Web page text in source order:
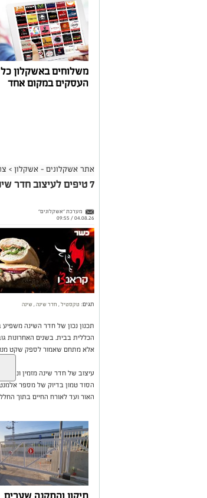
משלוחים באשקלון כל
העסקים במקום אחד
אתר אשקלונים - אשקלון >
7 טיפים לעיצוב חדר שינה לחוויית שינה מושלמת
מערכת "אשקלונים"
04.08.26 / 09:55
תגים: טקסטיל, חדר שינה,שינה
תכנון נכון של חדר השינה
הכללית בבית. בשנים האחרונות
אלא מתחם שאמור לספק שקט
עיצוב של חדר שינה מזמין ונעים
הסוד טמון בדיוק של מספר
האור ועד לאורח החיים בתוך